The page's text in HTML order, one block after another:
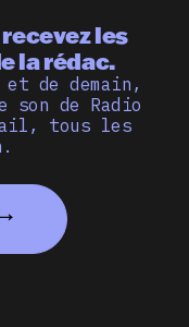
les
la rédac.
de demain,
de Radio
tous les